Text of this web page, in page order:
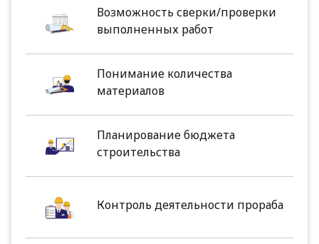
Возможность сверки/проверки
выполненных работ
Понимание количества
материалов
Планирование бюджета
строительства
Контроль деятельности прораба